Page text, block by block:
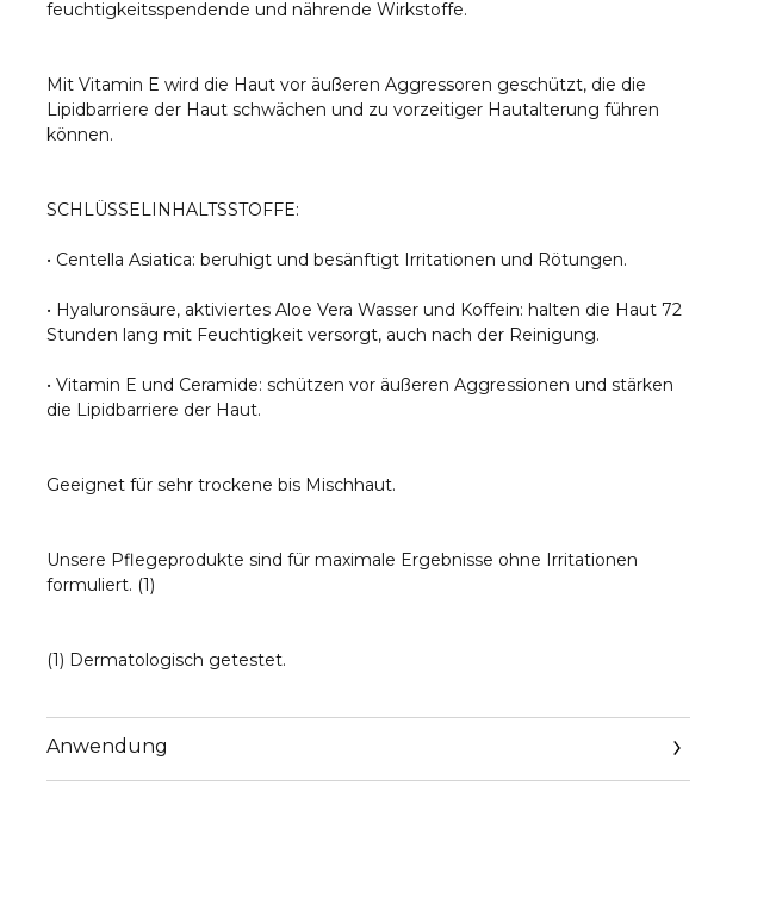
feuchtigkeitsspendende und nährende Wirkstoffe.
Mit Vitamin E wird die Haut vor äußeren Aggressoren geschützt, die die
Lipidbarriere der Haut schwächen und zu vorzeitiger Hautalterung führen
können.
SCHLÜSSELINHALTSSTOFFE:
• Centella Asiatica: beruhigt und besänftigt Irritationen und Rötungen.
• Hyaluronsäure, aktiviertes Aloe Vera Wasser und Koffein: halten die Haut 72
Stunden lang mit Feuchtigkeit versorgt, auch nach der Reinigung.
• Vitamin E und Ceramide: schützen vor äußeren Aggressionen und stärken
die Lipidbarriere der Haut.
Geeignet für sehr trockene bis Mischhaut.
Unsere Pflegeprodukte sind für maximale Ergebnisse ohne Irritationen
formuliert. (1)
(1) Dermatologisch getestet.
Anwendung